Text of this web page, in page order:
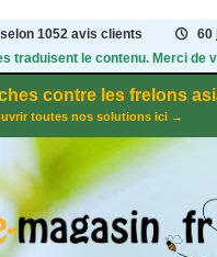
selon 1052avis clients 60
traduisent le contenu. Merci de
contre les frelons
toutes nos solutions ici →